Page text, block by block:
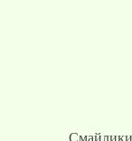
Смайлики